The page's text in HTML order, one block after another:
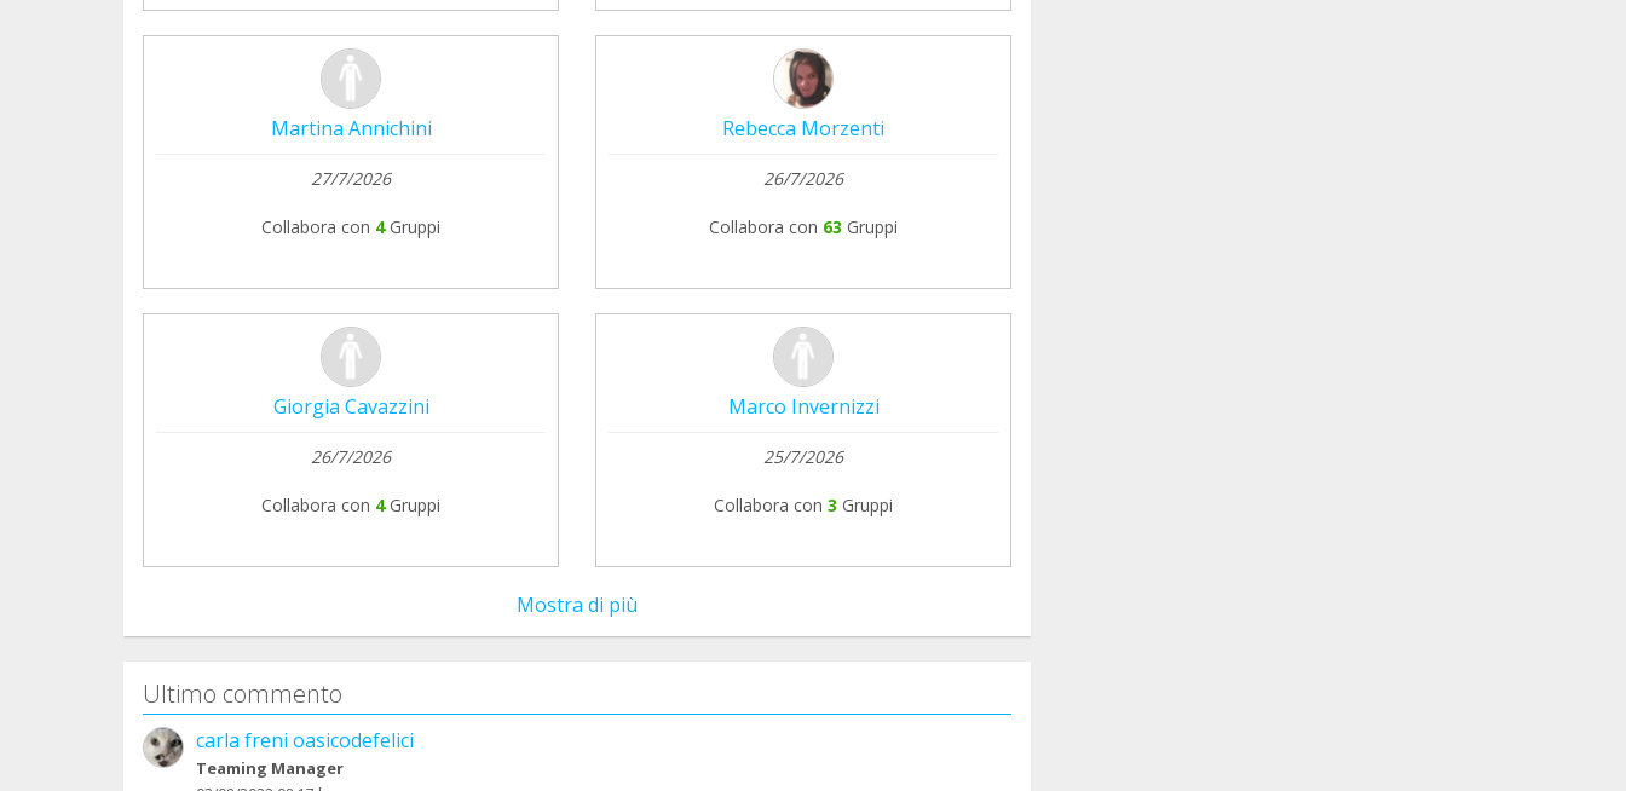
Martina Annichini
27/7/2026
Collabora con 4 Gruppi
Rebecca Morzenti
26/7/2026
Collabora con 63 Gruppi
Giorgia Cavazzini
26/7/2026
Collabora con 4 Gruppi
Marco Invernizzi
25/7/2026
Collabora con 3 Gruppi
Mostra di più
Ultimo commento
carla freni oasicodefelici
Teaming Manager